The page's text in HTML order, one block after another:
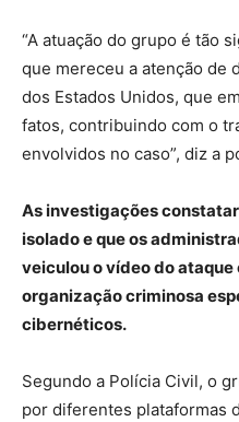
“A atuação do grupo é tão
que mereceu a atenção de
dos Estados Unidos, que
fatos, contribuindo com o
envolvidos no caso”, diz a
As investigações
isolado e que os
veiculou o vídeo do ataque
organização criminosa
cibernéticos.
Segundo a Polícia Civil, o
por diferentes plataformas